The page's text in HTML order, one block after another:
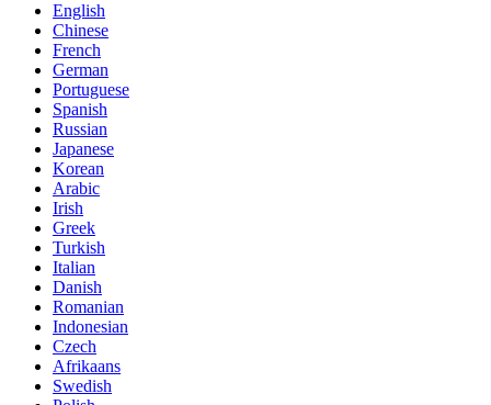
English
Chinese
French
German
Portuguese
Spanish
Russian
Japanese
Korean
Arabic
Irish
Greek
Turkish
Italian
Danish
Romanian
Indonesian
Czech
Afrikaans
Swedish